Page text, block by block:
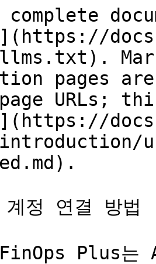
pages
URLs;
정 연결 방법
Plus는